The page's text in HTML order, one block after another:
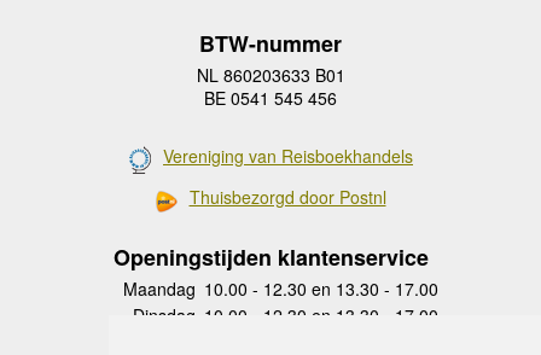
BTW-nummer
NL 860203633 B01
BE 0541 545 456
Vereniging van Reisboekhandels
Thuisbezorgd door Postnl
Openingstijden klantenservice
Maandag 10.00 - 12.30 en 13.30 - 17.00
Dinsdag 10.00 - 12.30 en 13.30 - 17.00